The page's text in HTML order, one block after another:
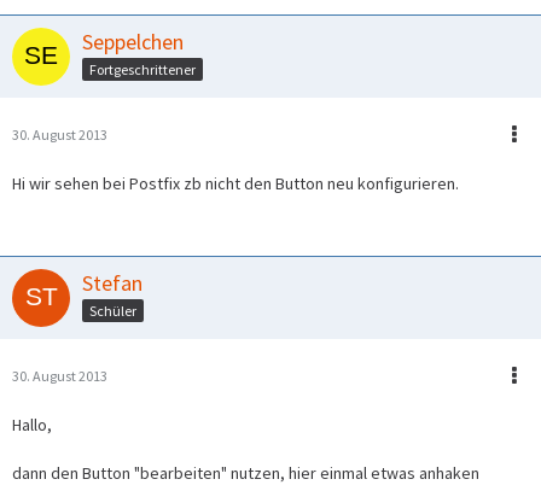
Seppelchen
Fortgeschrittener
30. August 2013
Hi wir sehen bei Postfix zb nicht den Button neu konfigurieren.
Stefan
Schüler
30. August 2013
Hallo,
dann den Button "bearbeiten" nutzen, hier einmal etwas anhaken